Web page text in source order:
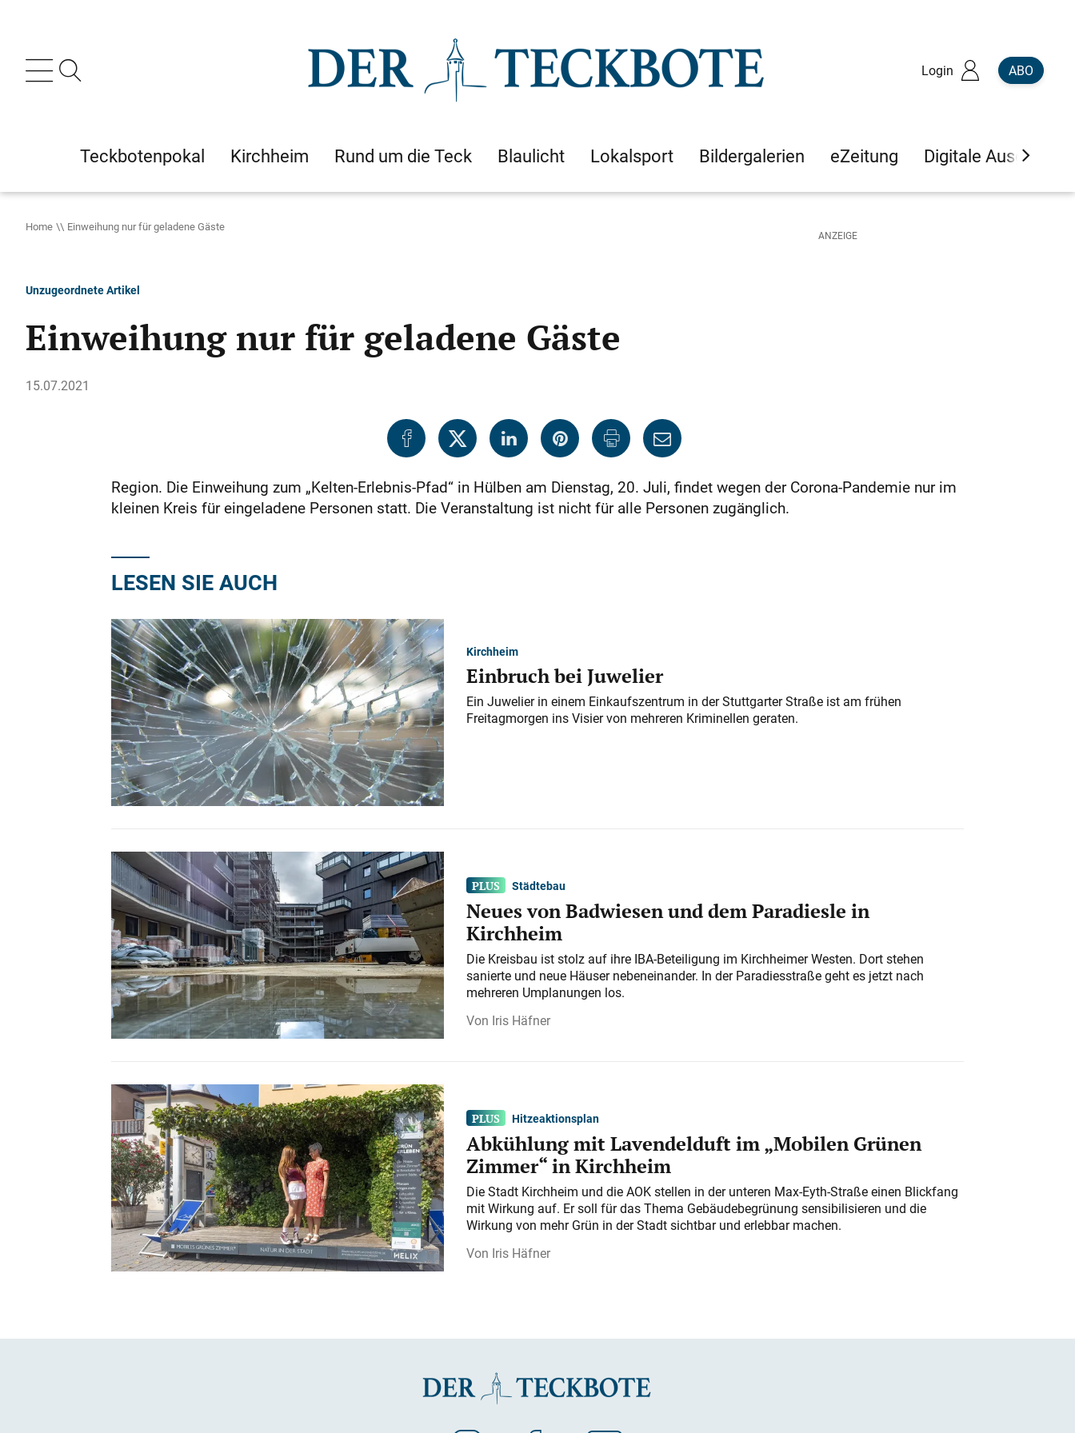
Login ABO
Teckbotenpokal Kirchheim Rund um die Teck Blaulicht Lokalsport Bildergalerien eZeitung Digitale Ausgaben
Home Einweihung nur für geladene Gäste
Unzugeordnete Artikel
Einweihung nur für geladene Gäste
15.07.2021
Region. Die Einweihung zum „Kelten-Erlebnis-Pfad“ in Hülben am Dienstag, 20. Juli, findet wegen der Corona-Pandemie nur im
kleinen Kreis für eingeladene Personen statt. Die Veranstaltung ist nicht für alle Personen zugänglich.
LESEN SIE AUCH
Kirchheim
Einbruch bei Juwelier
Ein Juwelier in einem Einkaufszentrum in der Stuttgarter Straße ist am frühen
Freitagmorgen ins Visier von mehreren Kriminellen geraten.
Städtebau
Neues von Badwiesen und dem Paradiesle in
Kirchheim
Die Kreisbau ist stolz auf ihre IBA-Beteiligung im Kirchheimer Westen. Dort stehen
sanierte und neue Häuser nebeneinander. In der Paradiesstraße geht es jetzt nach
mehreren Umplanungen los.
Iris Häfner
Hitzeaktionsplan
Abkühlung mit Lavendelduft im „Mobilen Grünen
Zimmer“ in Kirchheim
Die Stadt Kirchheim und die AOK stellen in der unteren Max-Eyth-Straße einen Blickfang
mit Wirkung auf. Er soll für das Thema Gebäudebegrünung sensibilisieren und die
Wirkung von mehr Grün in der Stadt sichtbar und erlebbar machen.
Iris Häfner